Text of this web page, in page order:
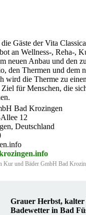
Gäste der Vita
an Wellness-, Reha-,
neuen Anbau und den
den Thermen und dem
wird die Therme zu
für Menschen, die
Bad Krozingen
12
Deutschland
Kur und Bäder GmbH Bad
Grauer Herbst, kalter
Badewetter in Bad